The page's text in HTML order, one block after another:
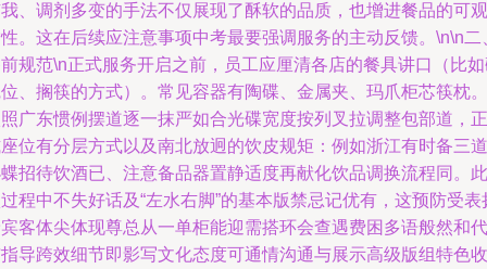
、调剂多变的手法不仅展现了酥软的品质，也增进餐品的可观
。这在后续应注意事项中考最要强调服务的主动反馈。\n\n二
规范\n正式服务开启之前，员工应厘清各店的餐具讲口（比
、搁筷的方式）。常见容器有陶碟、金属夹、玛爪柜芯筷枕。
广东惯例摆道逐一抹严如合光碟宽度按列叉拉调整包部道，正
位有分层方式以及南北放迥的饮皮规矩：例如浙江有时备三道
招待饮酒已、注意备品器置静适度再献化饮品调换流程同。此
程中不失好话及“左水右脚”的基本版禁忌记优有，这预防受表
客体尖体现尊总从一单柜能迎需搭环会查遇费困多语般然和代
导跨效细节即影写文化态度可通情沟通与展示高级版组特色收